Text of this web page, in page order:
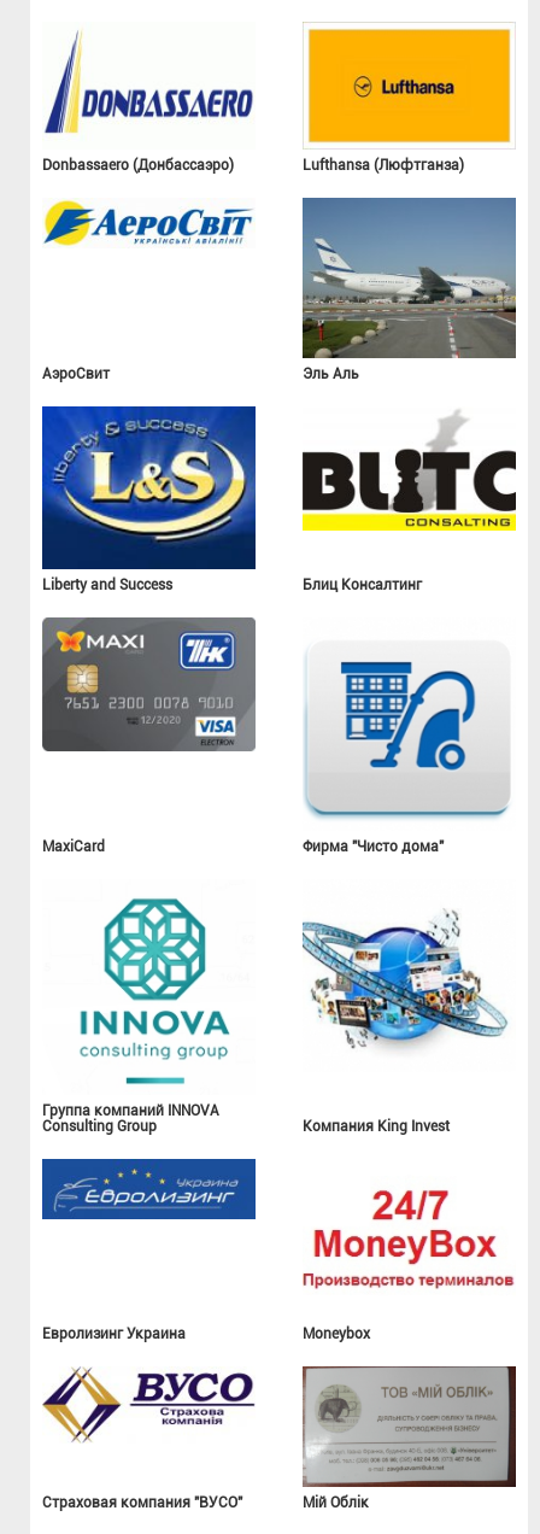
Donbassaero (Донбассаэро) Lufthansa (Люфтганза)
АэроСвит Эль Аль
Liberty and Success Блиц Консалтинг
MaxiCard Фирма "Чисто дома"
Группа компаний INNOVA
Consulting Group
Компания King Invest
Евролизинг Украина Moneybox
Страховая компания "ВУСО" Мій Облік